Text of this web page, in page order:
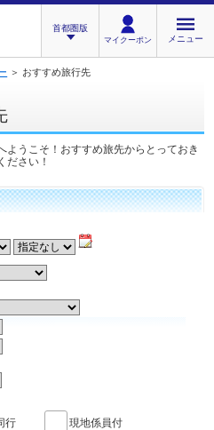
首都圏版
マイクーポン メニュー
＞ おすすめ旅行先
ようこそ！おすすめ旅先からとっておき
ださい！
行 現地係員付